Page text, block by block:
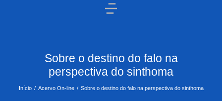
Sobre o destino do falo na
perspectiva do sinthoma
Você está aqui:
Início Acervo On-line Sobre o destino do falo na perspectiva do sinthoma